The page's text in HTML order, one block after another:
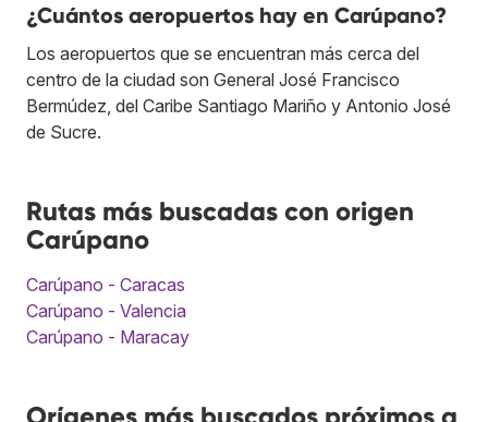
¿Cuántos aeropuertos hay en Carúpano?
Los aeropuertos que se encuentran más cerca del
centro de la ciudad son General José Francisco
Bermúdez, del Caribe Santiago Mariño y Antonio José
de Sucre.
Rutas más buscadas con origen
Carúpano
Carúpano - Caracas
Carúpano - Valencia
Carúpano - Maracay